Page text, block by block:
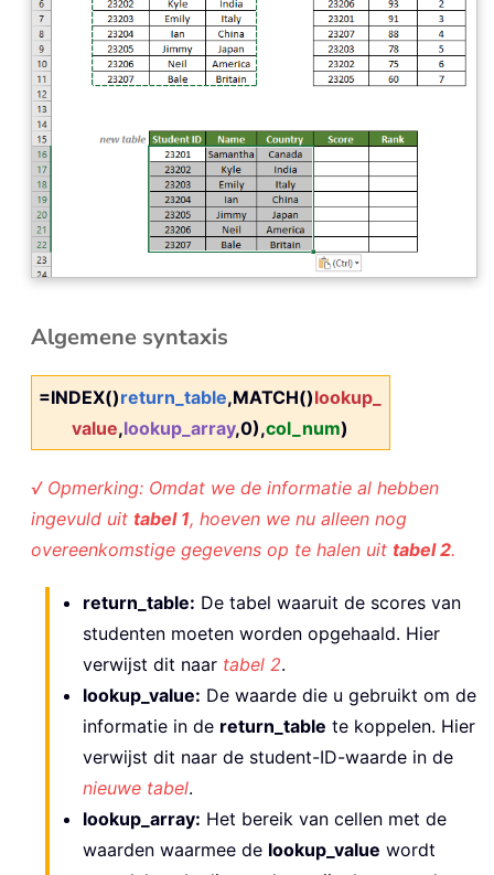
Algemene syntaxis
=INDEX()return_table,MATCH()lookup_
value,lookup_array,0),col_num)
√ Opmerking: Omdat we de informatie al hebben
ingevuld uit tabel 1, hoeven we nu alleen nog
overeenkomstige gegevens op te halen uit tabel 2.
return_table: De tabel waaruit de scores van
studenten moeten worden opgehaald. Hier
verwijst dit naar tabel 2.
lookup_value: De waarde die u gebruikt om de
informatie in de return_table te koppelen. Hier
verwijst dit naar de student-ID-waarde in de
nieuwe tabel.
lookup_array: Het bereik van cellen met de
waarden waarmee de lookup_value wordt